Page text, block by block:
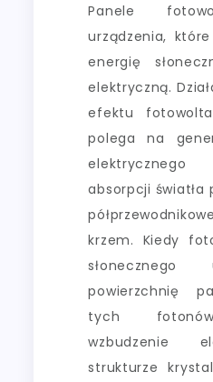
Panele
urządzenia,
energię
elektryczną.
efektu
polega na
absorpcji światła
krzem. Kiedy
powierzchnię
tych
wzbudzenie
strukturze